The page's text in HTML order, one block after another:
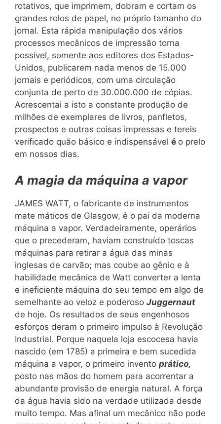
rotativos, que imprimem, dobram e cortam os
grandes rolos de papel, no próprio tamanho do
jornal. Esta rápida manipulação dos vários
processos mecânicos de impressão torna
possível, somente aos editores dos Estados-
Unidos, publicarem nada menos de 15.000
jornais e periódicos, com uma circulação
conjunta de perto de 30.000.000 de cópias.
Acrescentai a isto a constante produção de
milhões de exemplares de livros, panfletos,
prospectos e outras coisas impressas e tereis
verificado quão básico e indispensável é o prelo
em nossos dias.
A magia da máquina a vapor
JAMES WATT, o fabricante de instrumentos
mate máticos de Glasgow, é o pai da moderna
máquina a vapor. Verdadeiramente, operários
que o precederam, haviam construído toscas
máquinas para retirar a água das minas
inglesas de carvão; mas coube ao gênio e à
habilidade mecânica de Watt converter a lenta
e ineficiente máquina do seu tempo em algo de
semelhante ao veloz e poderoso Juggernaut
de hoje. Os resultados de seus engenhosos
esforços deram o primeiro impulso à Revolução
Industrial. Porque naquela loja escocesa havia
nascido (em 1785) a primeira e bem sucedida
máquina a vapor, o primeiro invento prático,
posto nas mãos do homem para acorrentar a
abundante provisão de energia natural. A força
da água havia sido na verdade utilizada desde
muito tempo. Mas afinal um mecânico não pode